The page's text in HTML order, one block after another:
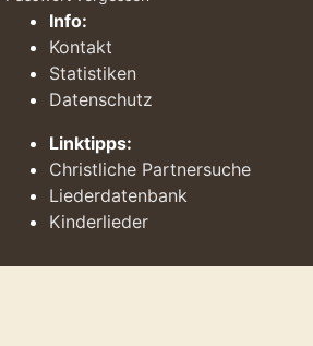
Info:
Kontakt
Statistiken
Datenschutz
Linktipps:
Christliche Partnersuche
Liederdatenbank
Kinderlieder